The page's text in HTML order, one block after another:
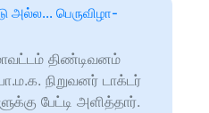
அல்ல... பெருவிழா-
திண்டிவனம்
நிறுவனர் டாக்டர்
பேட்டி அளித்தார்.